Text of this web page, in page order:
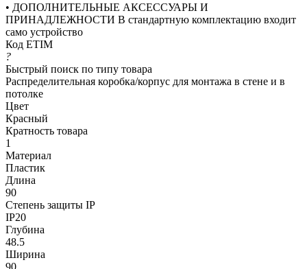
• ДОПОЛНИТЕЛЬНЫЕ АКСЕССУАРЫ И
ПРИНАДЛЕЖНОСТИ В стандартную комплектацию входит
само устройство
Код ETIM
?
Быстрый поиск по типу товара
Распределительная коробка/корпус для монтажа в стене и в
потолке
Цвет
Красный
Кратность товара
1
Материал
Пластик
Длина
90
Степень защиты IP
IP20
Глубина
48.5
Ширина
90